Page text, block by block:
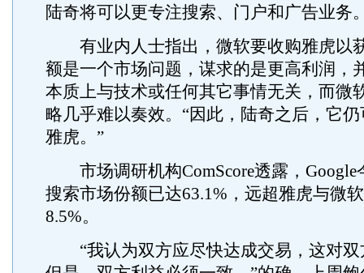
陆奇将可以更专注搜索、门户和广告业务
有业内人士指出，微软要收购雅虎以
额是一个市场问题，谋求的是更高利润，
本质上与技术或任何其它事情无关，而微
略几乎难以奏效。“因此，陆奇之后，它
雅虎。”
市场调研机构ComScore透露，Google
搜索市场份额已达63.1%，远超雅虎与微
8.5%。
“我认为双方应尽快达成交易，这对双